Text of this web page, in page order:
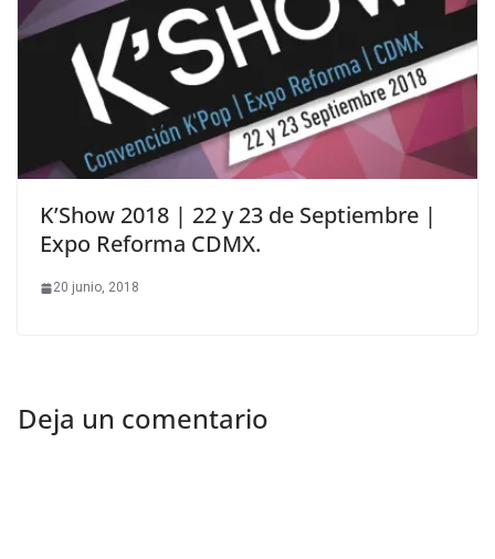
K’Show 2018 | 22 y 23 de Septiembre |
Expo Reforma CDMX.
20 junio, 2018
Deja un comentario